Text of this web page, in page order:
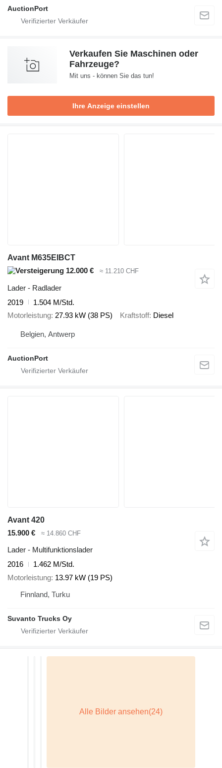
AuctionPort
Verkaufen Sie Maschinen oder
Fahrzeuge?
Mit uns - können Sie das tun!
Ihre Anzeige einstellen
Avant M635EIBCT
12.000 €
≈ 11.210 CHF
Lader - Radlader
2019
1.504 M/Std.
Motorleistung 27.93 kW (38 PS) Kraftstoff Diesel
Belgien, Antwerp
AuctionPort
Avant 420
15.900 €
≈ 14.860 CHF
Lader - Multifunktionslader
2016
1.462 M/Std.
Motorleistung 13.97 kW (19 PS)
Finnland, Turku
Suvanto Trucks Oy